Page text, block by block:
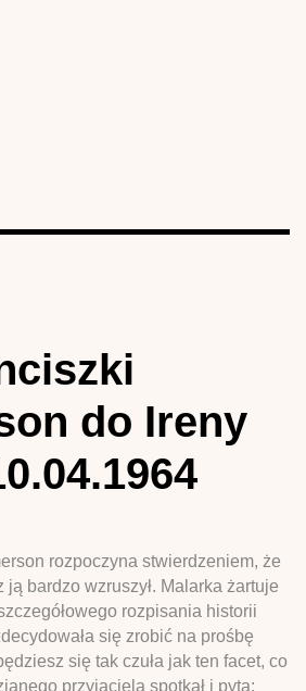
do Ireny
rozpoczyna stwierdzeniem, że
ją bardzo wzruszył. Malarka żartuje
rozpisania historii
się zrobić na prośbę
się tak czuła jak ten facet, co
przyjaciela spotkał i pyta: